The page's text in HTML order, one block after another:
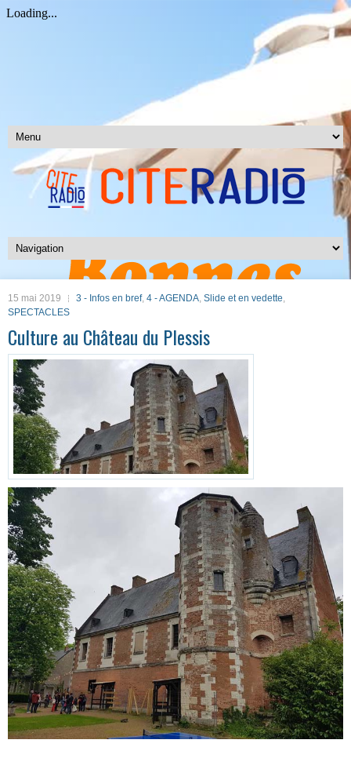
15 mai 2019 3 - Infos en bref, 4 - AGENDA, Slide et en vedette,
SPECTACLES
Culture au Château du Plessis